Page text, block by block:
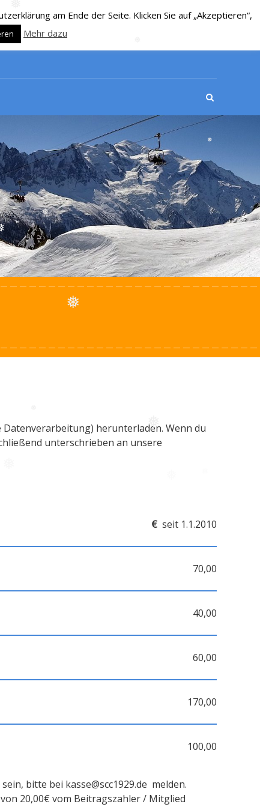
❅
❅
❅
❅
❅
herunterladen. Wenn du
unterschrieben an unsere
€ seit 1.1.2010
70,00
40,00
60,00
170,00
100,00
bitte bei kasse@scc1929.de melden.
20,00€ vom Beitragszahler / Mitglied
am Ende der Seite. Klicken Sie auf „Akzeptieren“,
Mehr dazu